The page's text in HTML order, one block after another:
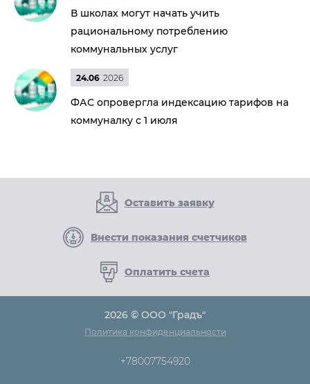
В школах могут начать учить
рациональному потреблению
коммунальных услуг
24.06 2026
ФАС опровергла индексацию тарифов на
коммуналку с 1 июля
Оставить заявку
Внести показания счетчиков
Оплатить счета
2026 © ООО "Градъ"
Политика конфиденциальности
+78007754920